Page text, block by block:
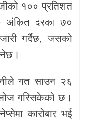
१०० प्रतिशत
अंकित दरका ७०
गर्दैछ, जसको
गत साउन २६
गरिसकेको छ।
कारोबार भई